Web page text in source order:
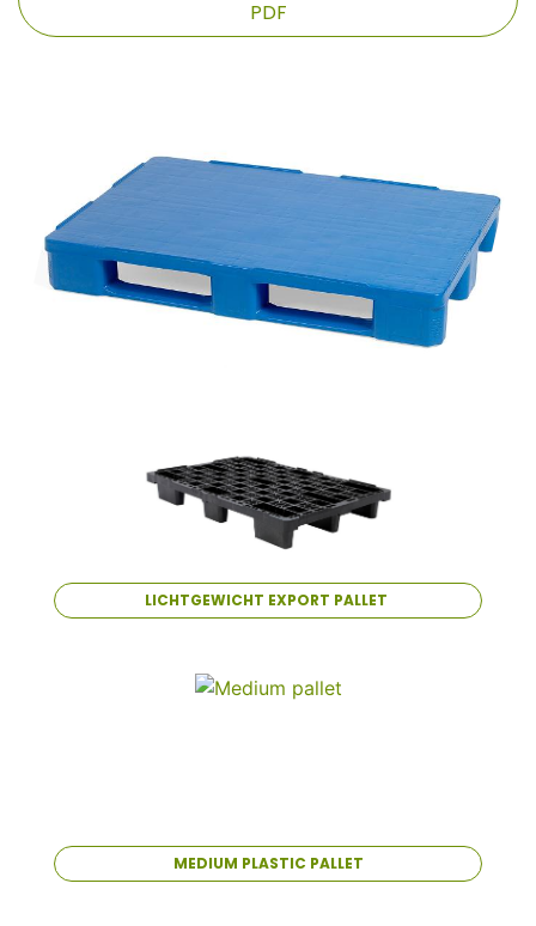
PDF
LICHTGEWICHT EXPORT PALLET
MEDIUM PLASTIC PALLET